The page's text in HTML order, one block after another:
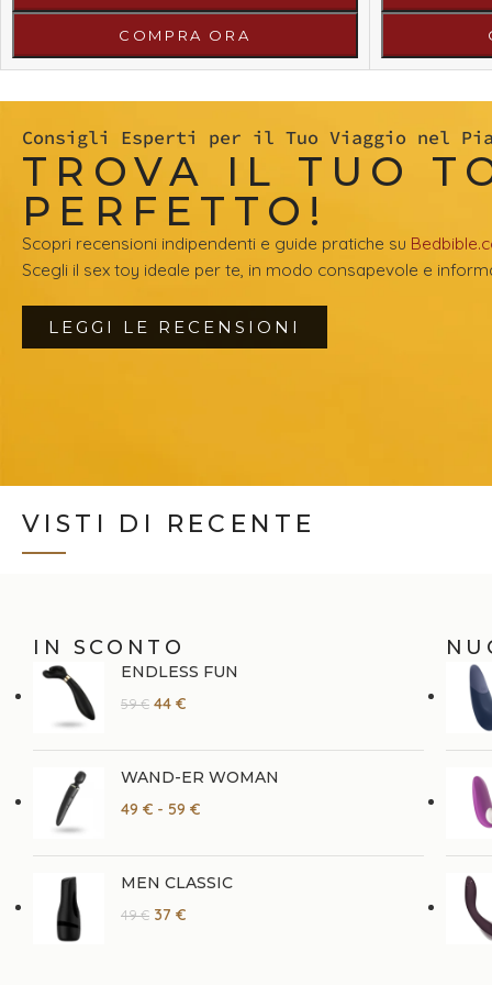
COMPRA ORA
Consigli Esperti per il Tuo Viaggio nel
TROVA IL TUO
PERFETTO!
Scopri recensioni indipendenti e guide pratiche su
Scegli il sex toy ideale per te, in modo consapevole e
LEGGI LE RECENSIONI
VISTI DI RECENTE
IN SCONTO
ENDLESS FUN
59€ 44 €
WAND-ER WOMAN
49 € - 59 €
MEN CLASSIC
49€ 37 €